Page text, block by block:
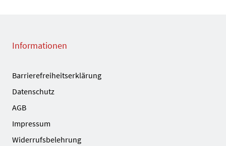
Informationen
Barrierefreiheitserklärung
Datenschutz
AGB
Impressum
Widerrufsbelehrung